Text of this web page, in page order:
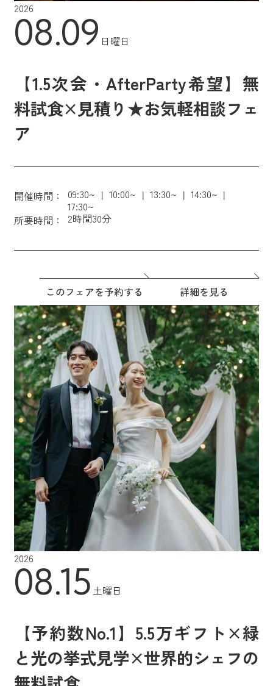
2026
08.09 日曜日
【1.5次会・AfterParty希望】無
料試食×見積り★お気軽相談フェ
ア
開催時間： 09:30~ 10:00~ 13:30~
14:30~
17:30~
所要時間：
2時間30分
このフェアを予約する 詳細を見る
2026
08.15土曜日
【予約数No.1】5.5万ギフト×緑
と光の挙式見学×世界的シェフの